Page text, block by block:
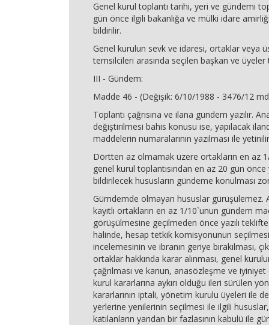
Genel kurul toplantı tarihi, yeri ve gündemi
gün önce ilgili bakanlığa ve mülki idare
bildirilir.
Genel kurulun sevk ve idaresi, ortaklar veya
temsilcileri arasında seçilen başkan ve üyeler
III - Gündem:
Madde 46 - (Değişik: 6/10/1988 - 3476/12
Toplantı çağrısına ve ilana gündem yazılır.
değiştirilmesi bahis konusu ise, yapılacak
maddelerin numaralarının yazılması ile
Dörtten az olmamak üzere ortakların en az
genel kurul toplantısından en az 20 gün önce
bildirilecek hususların gündeme konulması
Gümdemde olmayan hususlar gürüşülemez.
kayıtlı ortakların en az 1/10`unun gündem
görüşülmesine geçilmeden önce yazılı
halinde, hesap tetkik komisyonunun
incelemesinin ve ibranın geriye bırakılması,
ortaklar hakkında karar alınması, genel
çağrılması ve kanun, anasözleşme ve iyiniyet
kurul kararlarına aykırı olduğu ileri sürülen
kararlarının iptali, yönetim kurulu üyeleri ile
yerlerine yenilerinin seçilmesi ile ilgili
katılanların yarıdan bir fazlasının kabulü ile